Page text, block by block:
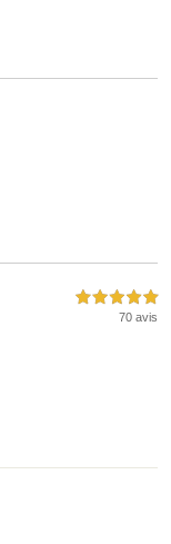
5,0 étoiles sur 5
70 avis